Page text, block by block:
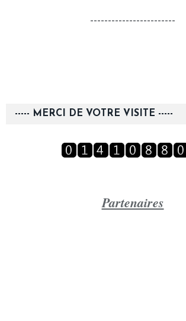
------------------------
----- MERCI DE VOTRE VISITE -----
Partenaires